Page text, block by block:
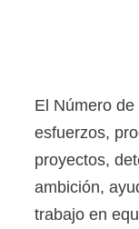
El Número
esfuerzos,
proyectos,
ambición,
trabajo en